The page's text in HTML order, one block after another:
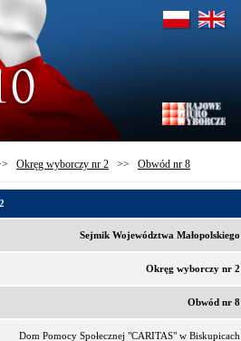
Okręg wyborczy nr 2 >> Obwód nr 8
Sejmik Województwa Małopolskiego
Okręg wyborczy nr 2
Obwód nr 8
Dom Pomocy Społecznej "CARITAS" w Biskupicach